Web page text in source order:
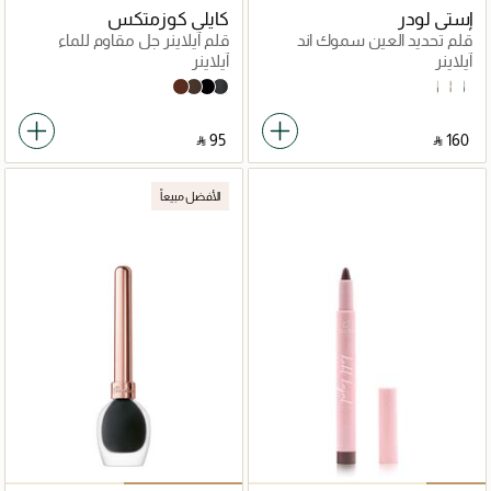
إستي لودر
قلم تحديد العين سموك اند
برايتن ثنائي مقاوم للماء ويدوم
طويلا
آيلاينر
01 Marine
03 Dark Chocolate
04 Noir Cream
‎ ⃁ ⁦160⁩ ‎
كايلي كوزمتكس
قلم آيلاينر جل مقاوم للماء
آيلاينر
009 - Shimmery Black
001 - Matte Black
003 - Matte Dark Brown
004 - Matte Brown
‎ ⃁ ⁦95⁩ ‎
الأفضل مبيعاً